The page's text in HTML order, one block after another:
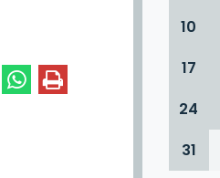
10
17
24
31